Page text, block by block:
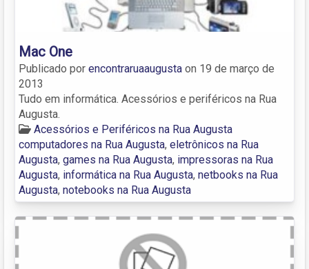
Mac One
Publicado por encontraruaaugusta on 19 de março de
2013
Tudo em informática. Acessórios e periféricos na Rua
Augusta.
Acessórios e Periféricos na Rua Augusta
computadores na Rua Augusta, eletrônicos na Rua
Augusta, games na Rua Augusta, impressoras na Rua
Augusta, informática na Rua Augusta, netbooks na Rua
Augusta, notebooks na Rua Augusta